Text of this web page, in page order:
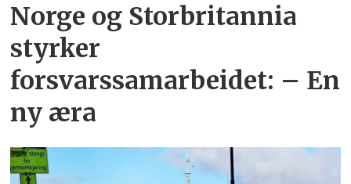
Norge og Storbritannia
styrker
forsvarssamarbeidet: – En
ny æra